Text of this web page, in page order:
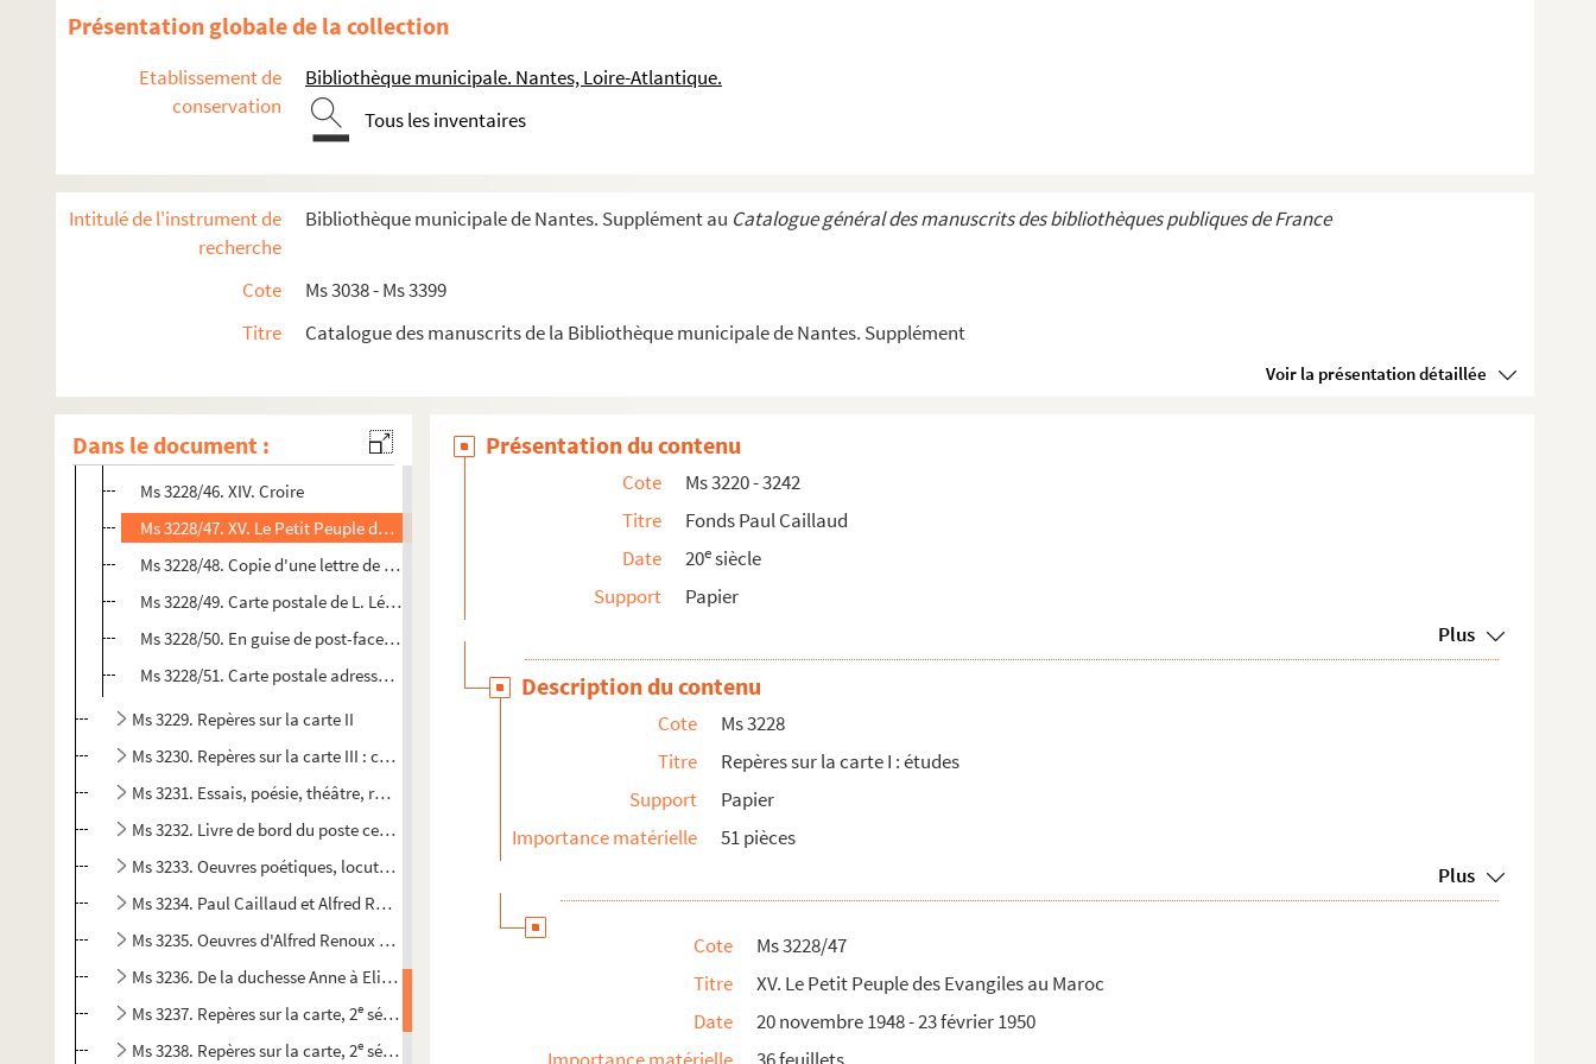
Présentation globale de la collection
Etablissement de
conservation
Bibliothèque municipale. Nantes, Loire-Atlantique.
Tous les inventaires
Intitulé de l'instrument de
recherche
Bibliothèque municipale de Nantes. Supplément au Catalogue général des manuscrits des bibliothèques publiques de France
Cote
Ms 3038 - Ms 3399
Titre
Catalogue des manuscrits de la Bibliothèque municipale de Nantes. Supplément
Voir la présentation détaillée
Dans le document :
Ms 3228/31. Copie d'une lettre de Paul Caillaud à Geneviève Dartois
Ms 3228/33. X. En marge
Ms 3228/34. Notules : faits divers
Ms 3228/36. XI. Elévation
Ms 3228/37. Lettre de Paul Caillaud au chanoine Henri Dubreil, curé de la basilique Saint-Nicolas
Ms 3228/40 - 41. Lettres de Paul Caillaud au docteur Maurice Vernet, de Paris
Ms 3228/44. Billet de remerciement de l'abbé Georges de Nantes à Paul Caillaud
Ms 3228/45. XIII. En passant par Taizé
Ms 3228/46. XIV. Croire
Ms 3228/47. XV. Le Petit Peuple des Evangiles au Maroc
Ms 3228/48. Copie d'une lettre de Paul Caillaud à Henri Rollet, président national de l'A.C.G.H.
Ms 3228/49. Carte postale de L. Léauté adressée à Monsieur et Madame Caillaud
Ms 3228/50. En guise de post-face. Notes
Ms 3228/51. Carte postale adressée à Monsieur et Madame Caillaud
Ms 3229. Repères sur la carte II
Ms 3230. Repères sur la carte III : correspondance avec Gaëtan Rondeau, et autres pièces lui étant relatives
Ms 3231. Essais, poésie, théâtre, romans, études
Ms 3232. Livre de bord du poste central Rosmadec : bombardements
Ms 3233. Oeuvres poétiques, locutions nantaises
Ms 3234. Paul Caillaud et Alfred Renoux.
: contrat, correspondance
Ms 3235. Oeuvres d'Alfred Renoux : correspondance, imprimés
Ms 3236. De la duchesse Anne à Elisa mercoeur : célébration, correspondance, à propos de Jules Verne, divers
Ms 3237. Repères sur la carte, 2e série
Ms 3238. Repères sur la carte, 2e série (suite) : II. Poésies, chansons, théâtre
Présentation du contenu
Cote
Ms 3220 - 3242
Titre
Fonds Paul Caillaud
Date
20esiècle
Support
Papier
Plus
Description du contenu
Cote
Ms 3228
Titre
Repères sur la carte I : études
Support
Papier
Importance matérielle
51 pièces
Plus
Cote
Ms 3228/47
Titre
XV. Le Petit Peuple des Evangiles au Maroc
Date
20 novembre 1948 - 23 février 1950